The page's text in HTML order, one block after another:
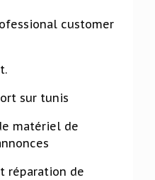
customer
sur tunis
matériel de
réparation de